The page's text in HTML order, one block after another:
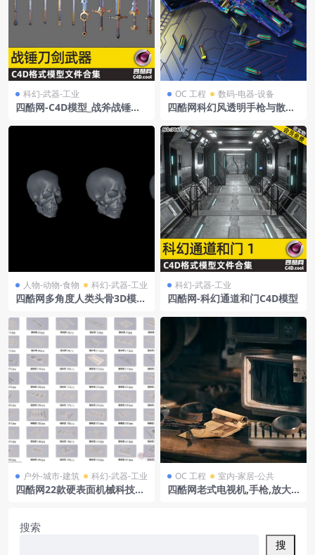
科幻-武器-工业
四酷网-C4D模型_战斧战锤刀
OC 工程 数码-电器-设备
四酷网科幻风透明手枪与散落
人物-动物-食物 科幻-武器-工业
四酷网多角度人类头骨3D模型
科幻-武器-工业
四酷网-科幻通道和门C4D模型
户外-城市-建筑 科幻-武器-工业
四酷网22款硬表面机械科技工
OC 工程 室内-家居-公共
四酷网老式电视机,手枪,放大
搜索
搜